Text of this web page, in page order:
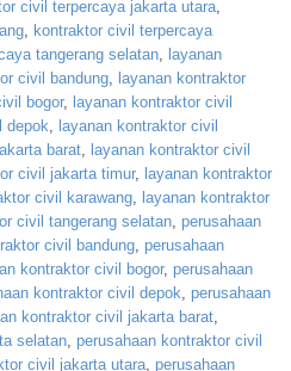
civil terpercaya jakarta utara,
, kontraktor civil terpercaya
tangerang selatan, layanan
civil bandung, layanan kontraktor
bogor, layanan kontraktor civil
depok, layanan kontraktor civil
barat, layanan kontraktor civil
civil jakarta timur, layanan kontraktor
civil karawang, layanan kontraktor
civil tangerang selatan, perusahaan
civil bandung, perusahaan
kontraktor civil bogor, perusahaan
kontraktor civil depok, perusahaan
kontraktor civil jakarta barat,
selatan, perusahaan kontraktor civil
civil jakarta utara, perusahaan